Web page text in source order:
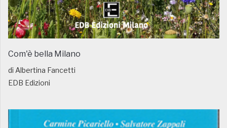
Com'è bella Milano
di Albertina Fancetti
EDB Edizioni